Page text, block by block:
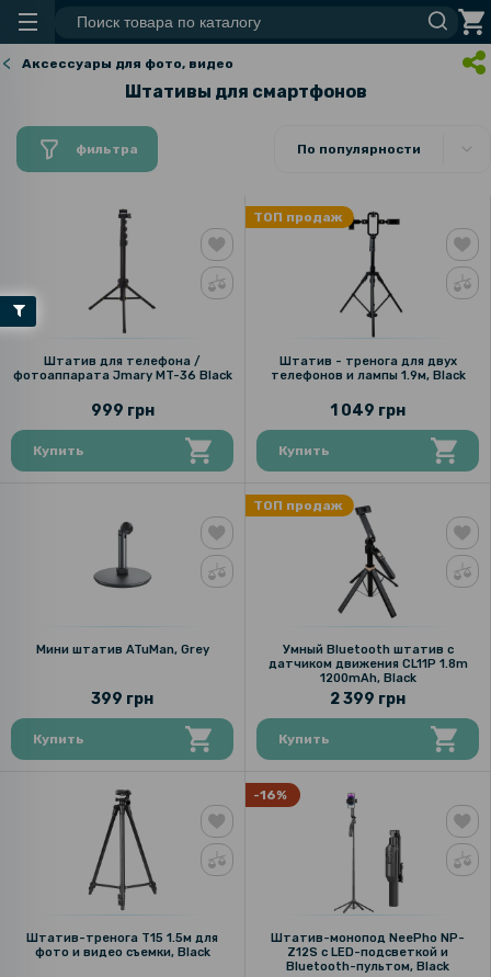
Аксессуары для фото, видео
Штативы для смартфонов
фильтра По популярности
Штатив для телефона /
фотоаппарата Jmary MT-36 Black
999 грн
Купить
ТОП продаж
Штатив - тренога для двух
телефонов и лампы 1.9м, Black
1 049 грн
Купить
Мини штатив ATuMan, Grey
399 грн
Купить
ТОП продаж
Умный Bluetooth штатив с
датчиком движения CL11P 1.8m
1200mAh, Black
2 399 грн
Купить
Штатив-тренога T15 1.5м для
фото и видео съемки, Black
-16%
Штатив-монопод NeePho NP-
Z12S с LED-подсветкой и
Bluetooth-пультом, Black